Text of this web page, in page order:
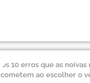
Os 10 erros que as noivas
cometem ao escolher o